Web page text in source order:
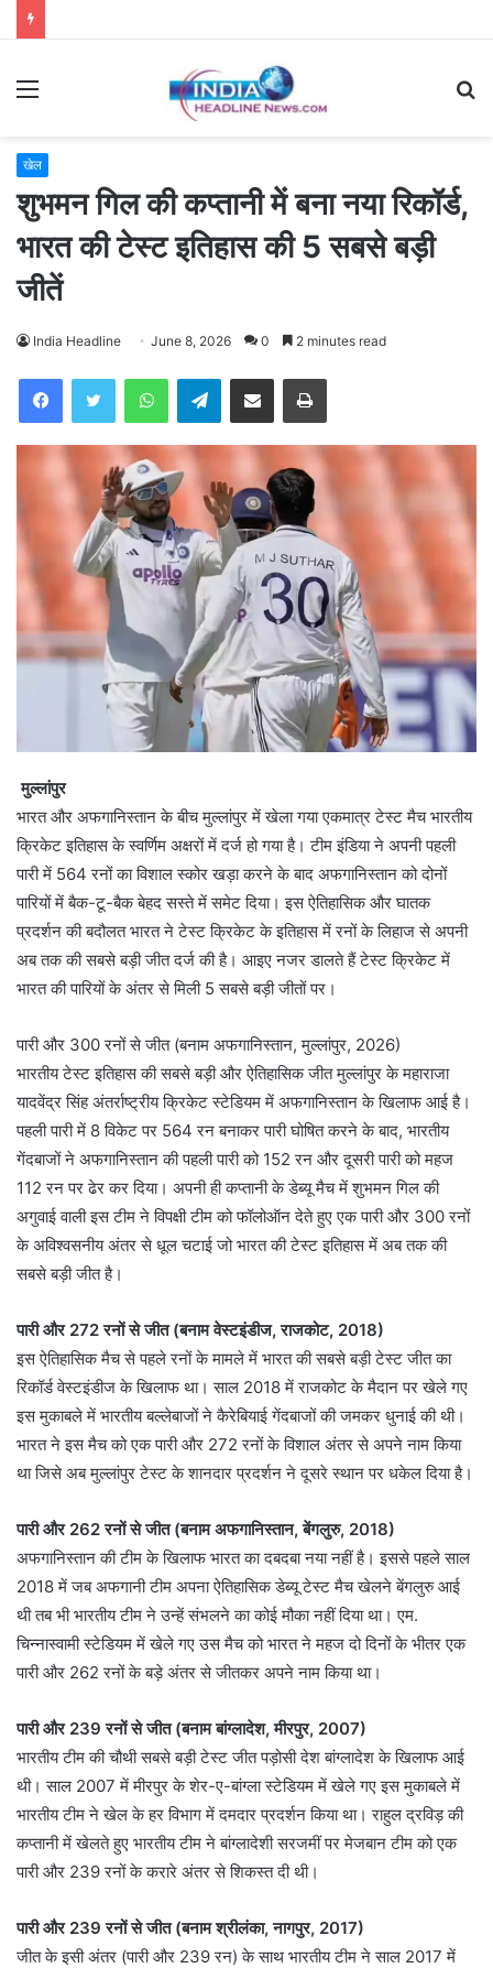
Menu
खेल
शुभमन गिल की कप्तानी में बना नया रिकॉर्ड,
भारत की टेस्ट इतिहास की 5 सबसे बड़ी
जीतें
India Headline June 8, 2026 0 2 minutes read
WhatsAppTelegramShare via Email Print
मुल्लांपुर
भारत और अफगानिस्तान के बीच मुल्लांपुर में खेला गया एकमात्र टेस्ट मैच भारतीय
क्रिकेट इतिहास के स्वर्णिम अक्षरों में दर्ज हो गया है। टीम इंडिया ने अपनी पहली
पारी में 564 रनों का विशाल स्कोर खड़ा करने के बाद अफगानिस्तान को दोनों
पारियों में बैक-टू-बैक बेहद सस्ते में समेट दिया। इस ऐतिहासिक और घातक
प्रदर्शन की बदौलत भारत ने टेस्ट क्रिकेट के इतिहास में रनों के लिहाज से अपनी
अब तक की सबसे बड़ी जीत दर्ज की है। आइए नजर डालते हैं टेस्ट क्रिकेट में
भारत की पारियों के अंतर से मिली 5 सबसे बड़ी जीतों पर।
पारी और 300 रनों से जीत (बनाम अफगानिस्तान, मुल्लांपुर, 2026)
भारतीय टेस्ट इतिहास की सबसे बड़ी और ऐतिहासिक जीत मुल्लांपुर के महाराजा
यादवेंद्र सिंह अंतर्राष्ट्रीय क्रिकेट स्टेडियम में अफगानिस्तान के खिलाफ आई है।
पहली पारी में 8 विकेट पर 564 रन बनाकर पारी घोषित करने के बाद, भारतीय
गेंदबाजों ने अफगानिस्तान की पहली पारी को 152 रन और दूसरी पारी को महज
112 रन पर ढेर कर दिया। अपनी ही कप्तानी के डेब्यू मैच में शुभमन गिल की
अगुवाई वाली इस टीम ने विपक्षी टीम को फॉलोऑन देते हुए एक पारी और 300 रनों
के अविश्वसनीय अंतर से धूल चटाई जो भारत की टेस्ट इतिहास में अब तक की
सबसे बड़ी जीत है।
पारी और 272 रनों से जीत (बनाम वेस्टइंडीज, राजकोट, 2018)
इस ऐतिहासिक मैच से पहले रनों के मामले में भारत की सबसे बड़ी टेस्ट जीत का
रिकॉर्ड वेस्टइंडीज के खिलाफ था। साल 2018 में राजकोट के मैदान पर खेले गए
इस मुकाबले में भारतीय बल्लेबाजों ने कैरेबियाई गेंदबाजों की जमकर धुनाई की थी।
भारत ने इस मैच को एक पारी और 272 रनों के विशाल अंतर से अपने नाम किया
था जिसे अब मुल्लांपुर टेस्ट के शानदार प्रदर्शन ने दूसरे स्थान पर धकेल दिया है।
पारी और 262 रनों से जीत (बनाम अफगानिस्तान, बेंगलुरु, 2018)
अफगानिस्तान की टीम के खिलाफ भारत का दबदबा नया नहीं है। इससे पहले साल
2018 में जब अफगानी टीम अपना ऐतिहासिक डेब्यू टेस्ट मैच खेलने बेंगलुरु आई
थी तब भी भारतीय टीम ने उन्हें संभलने का कोई मौका नहीं दिया था। एम.
चिन्नास्वामी स्टेडियम में खेले गए उस मैच को भारत ने महज दो दिनों के भीतर एक
पारी और 262 रनों के बड़े अंतर से जीतकर अपने नाम किया था।
पारी और 239 रनों से जीत (बनाम बांग्लादेश, मीरपुर, 2007)
भारतीय टीम की चौथी सबसे बड़ी टेस्ट जीत पड़ोसी देश बांग्लादेश के खिलाफ आई
थी। साल 2007 में मीरपुर के शेर-ए-बांग्ला स्टेडियम में खेले गए इस मुकाबले में
भारतीय टीम ने खेल के हर विभाग में दमदार प्रदर्शन किया था। राहुल द्रविड़ की
कप्तानी में खेलते हुए भारतीय टीम ने बांग्लादेशी सरजमीं पर मेजबान टीम को एक
पारी और 239 रनों के करारे अंतर से शिकस्त दी थी।
पारी और 239 रनों से जीत (बनाम श्रीलंका, नागपुर, 2017)
जीत के इसी अंतर (पारी और 239 रन) के साथ भारतीय टीम ने साल 2017 में